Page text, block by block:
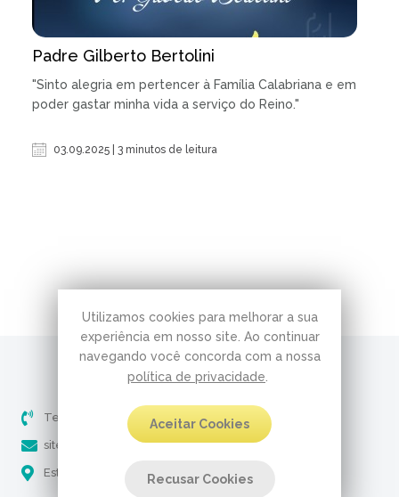
Utilizamos cookies para melhorar a sua
experiência em nosso site. Ao continuar
navegando você concorda com a nossa
política de privacidade
Aceitar Cookies
Recusar Cookies
Padre Gilberto Bertolini
"Sinto alegria em pertencer à Família Calabriana e em
poder gastar minha vida a serviço do Reino."
03.09.2025 | 3 minutos de leitura
Telefone (51) 3237-5061
site@pobresservos.org.br
Estrada Aracaju, 650 - Nonoai Porto Alegre - RS